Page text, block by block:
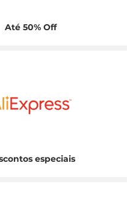
Até 50% Off
especiais